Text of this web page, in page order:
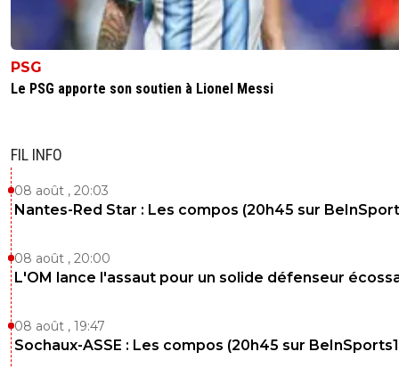
PSG
Le PSG apporte son soutien à Lionel Messi
FIL INFO
08 août , 20:03
Nantes-Red Star : Les compos (20h45 sur
08 août , 20:00
L'OM lance l'assaut pour un solide défenseur
08 août , 19:47
Sochaux-ASSE : Les compos (20h45 sur